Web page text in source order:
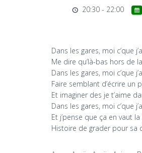
20:30 - 22:00
Dans les gares, moi c’que
Me dire qu’là-bas hors de
Dans les gares, moi c’que
Faire semblant d’écrire un
Et imaginer des je t’aime
Dans les gares, moi c’que
Et j’pense que ça en vaut
Histoire de grader pour sa